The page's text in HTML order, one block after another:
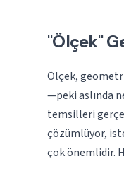
"Ölçek"
Ölçek,
—peki aslında
temsilleri
çözümlüyor,
çok önemlidir.